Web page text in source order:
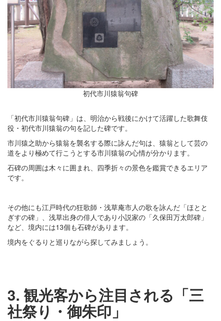
初代市川猿翁句碑
「初代市川猿翁句碑」は、明治から戦後にかけて活躍した歌舞伎
役・初代市川猿翁の句を記した碑です。
市川猿之助から猿翁を襲名する際に詠んだ句は、猿翁として芸の
道をより極めて行こうとする市川猿翁の心情が分かります。
石碑の周囲は木々に囲まれ、四季折々の景色を鑑賞できるエリア
です。
その他にも江戸時代の狂歌師・浅草庵市人の歌を詠んだ「ほとと
ぎすの碑」、浅草出身の俳人であり小説家の「久保田万太郎碑」
など、境内には13個も石碑があります。
境内をぐるりと巡りながら探してみましょう。
3. 観光客から注目される「三
社祭り・御朱印」